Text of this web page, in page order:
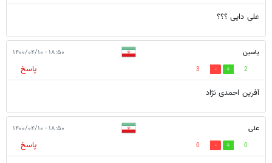
علی دایی ؟؟؟
یاسین ۱۸:۵۰ - ۱۴۰۰/۰۴/۱۰
2
3
پاسخ
آفرین احمدی نژاد
علی ۱۸:۵۰ - ۱۴۰۰/۰۴/۱۰
0
0
پاسخ